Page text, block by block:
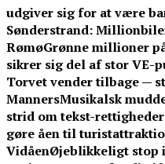
udgiver sig for at være
Sønderstrand:
RømøGrønne millioner
sikrer sig del af stor VE-
Torvet vender tilbage —
MannersMusikalsk
strid om tekst-
gøre åen til
VidåenØjeblikkeligt stop